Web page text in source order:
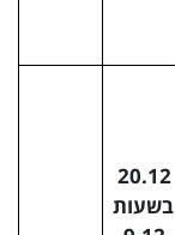
20.12
בשעות